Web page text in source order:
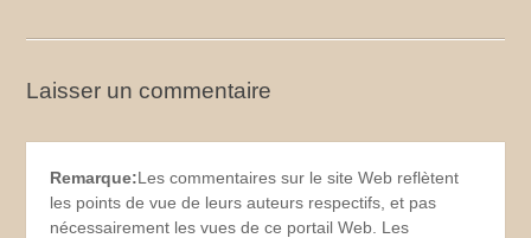
Laisser un commentaire
Remarque:Les commentaires sur le site Web reflètent
les points de vue de leurs auteurs respectifs, et pas
nécessairement les vues de ce portail Web. Les